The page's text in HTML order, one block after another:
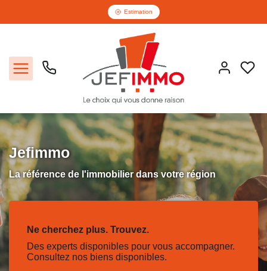
Estimation
Acheter
Louer
Faire gérer
Jefimmo
La référence de l'immobilier dans votre région
Ne cherchez plus. Trouvez.
Des experts disponibles pour vous accompagner.
Consultez nos biens disponibles.